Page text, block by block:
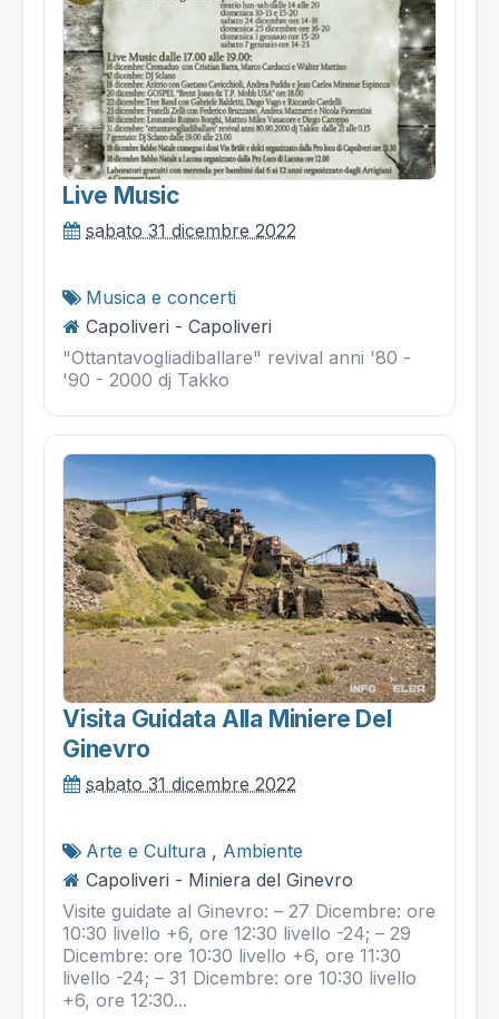
Live Music
sabato 31 dicembre 2022
Musica e concerti
Capoliveri - Capoliveri
"Ottantavogliadiballare" revival anni '80 -
'90 - 2000 dj Takko
Visita Guidata Alla Miniere Del
Ginevro
sabato 31 dicembre 2022
Arte e Cultura , Ambiente
Capoliveri - Miniera del Ginevro
Visite guidate al Ginevro: – 27 Dicembre: ore
10:30 livello +6, ore 12:30 livello -24; – 29
Dicembre: ore 10:30 livello +6, ore 11:30
livello -24; – 31 Dicembre: ore 10:30 livello
+6, ore 12:30...